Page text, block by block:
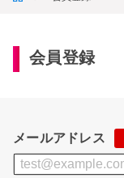
会員登録
メールアドレス